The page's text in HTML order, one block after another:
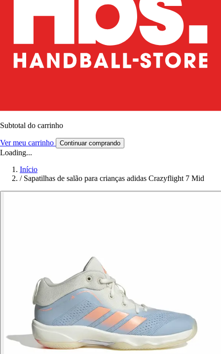
Subtotal do carrinho
Ver meu carrinho Continuar comprando
Loading...
Início
/ Sapatilhas de salão para crianças adidas Crazyflight 7 Mid